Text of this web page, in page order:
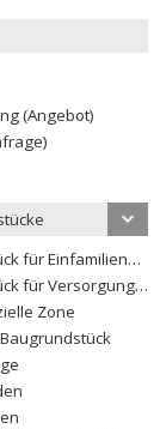
(Angebot)
Einfamilienhäuser
Versorgungseinrichtungen
Zone